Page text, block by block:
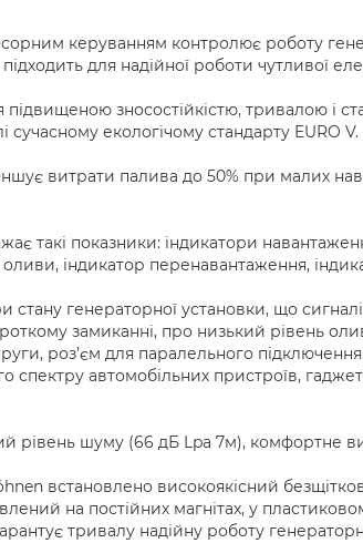
керуванням контролює роботу
для надійної роботи чутливої
зносостійкістю, тривалою і
екологічому стандарту EURO V.
витрати палива до 50% при малих
такі показники: індикатори
індикатор перенавантаження,
стану генераторної установки, що
замиканні, про низький рівень
роз’єм для паралельного
автомобільних пристроїв,
рівень шуму (66 дБ Lpa 7м), комфортне
встановлено високоякісний
на постійних магнітах, у
тривалу надійну роботу